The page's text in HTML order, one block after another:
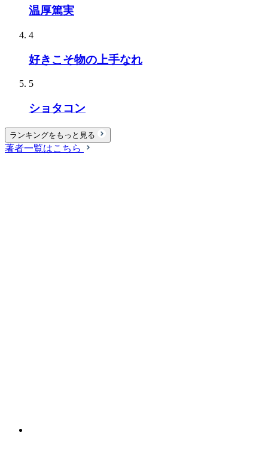
温厚篤実
4
好きこそ物の上手なれ
5
ショタコン
ランキングをもっと見る
著者一覧はこちら